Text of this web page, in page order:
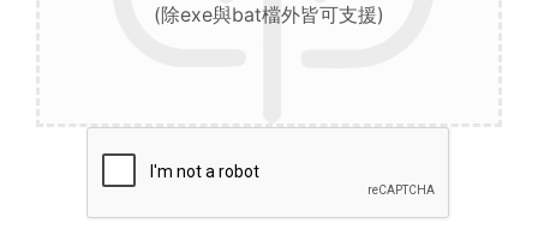
(除exe與bat檔外皆可支援)